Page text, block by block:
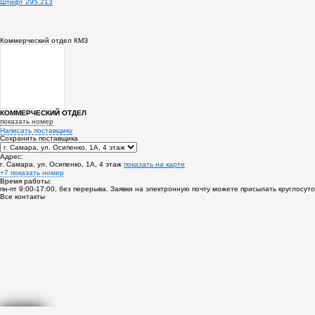
Штифт 295.213
Коммерческий отдел КМЗ
КОММЕРЧЕСКИЙ ОТДЕЛ
показать номер
Написать поставщику
Сохранить поставщика
Адрес:
г. Самара, ул. Осипенко, 1А, 4 этаж показать на карте
+7 показать номер
Время работы:
пн-пт 9:00-17:00, без перерыва. Заявки на электронную почту можете присылать
Все контакты